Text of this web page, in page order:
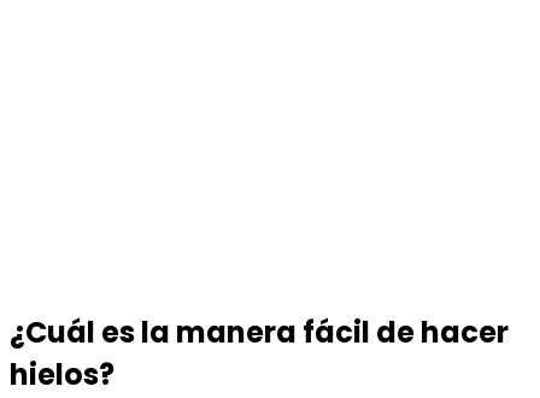
¿Cuál es la manera fácil de hacer
hielos?